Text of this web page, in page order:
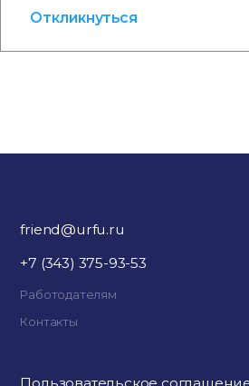
Откликнуться
friend@urfu.ru
+7 (343) 375-93-53
Работодателям
Контакты